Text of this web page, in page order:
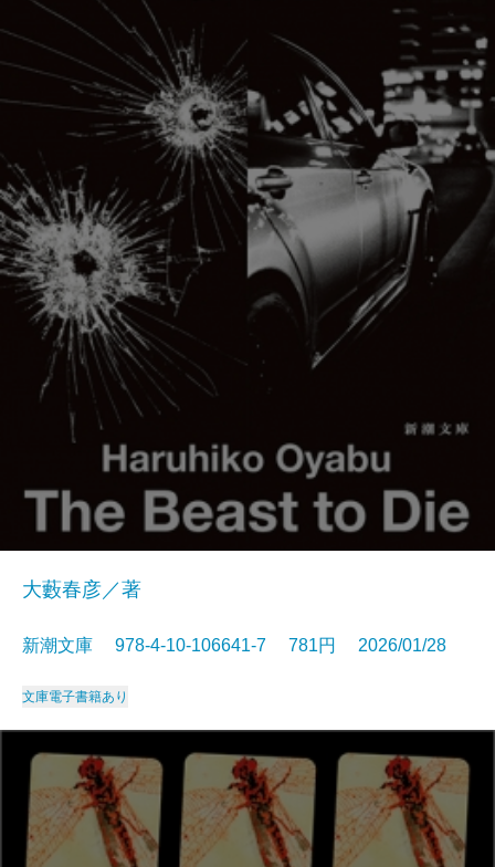
大藪春彦／著
新潮文庫 978-4-10-106641-7 781円 2026/01/28
文庫電子書籍あり